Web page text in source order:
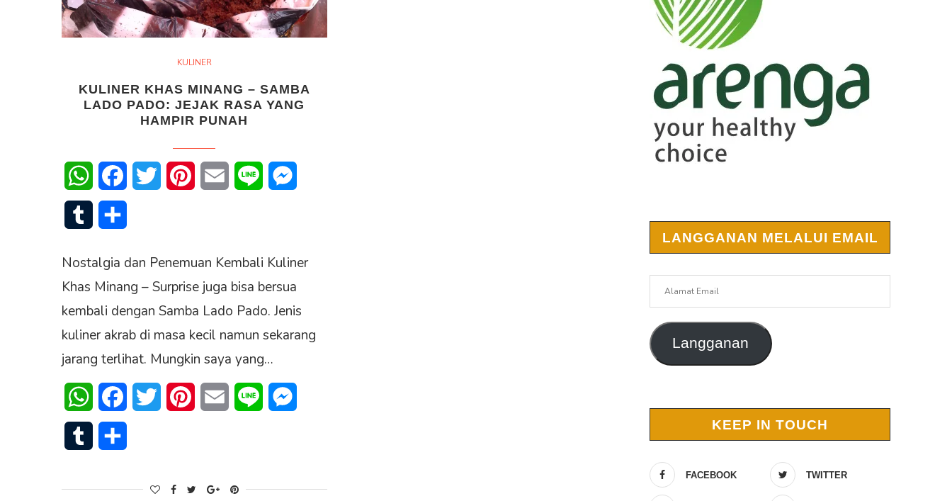
KULINER
KULINER KHAS MINANG – SAMBA
LADO PADO: JEJAK RASA YANG
HAMPIR PUNAH
WhatsAppFacebookTwitter PinterestEmail Line
Tumblr
Nostalgia dan Penemuan Kembali Kuliner
Khas Minang – Surprise juga bisa bersua
kembali dengan Samba Lado Pado. Jenis
kuliner akrab di masa kecil namun sekarang
jarang terlihat. Mungkin saya yang…
WhatsAppFacebookTwitter PinterestEmail Line
Tumblr
LANGGANAN MELALUI EMAIL
Langganan
KEEP IN TOUCH
FACEBOOK TWITTER